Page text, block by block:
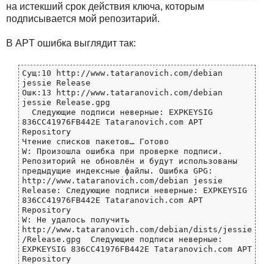
на истекший срок действия ключа, которым
подписывается мой репозитарий.
В APT ошибка выглядит так:
Сущ:10 http://www.tataranovich.com/debian
jessie Release
Ошк:13 http://www.tataranovich.com/debian
jessie Release.gpg
Следующие подписи неверные: EXPKEYSIG
836CC41976FB442E Tataranovich.com APT
Repository
Чтение списков пакетов… Готово
W: Произошла ошибка при проверке подписи.
Репозиторий не обновлён и будут использованы
предыдущие индексные файлы. Ошибка GPG:
http://www.tataranovich.com/debian jessie
Release: Следующие подписи неверные: EXPKEYSIG
836CC41976FB442E Tataranovich.com APT
Repository
W: Не удалось получить
http://www.tataranovich.com/debian/dists/jessie
/Release.gpg  Следующие подписи неверные:
EXPKEYSIG 836CC41976FB442E Tataranovich.com APT
Repository